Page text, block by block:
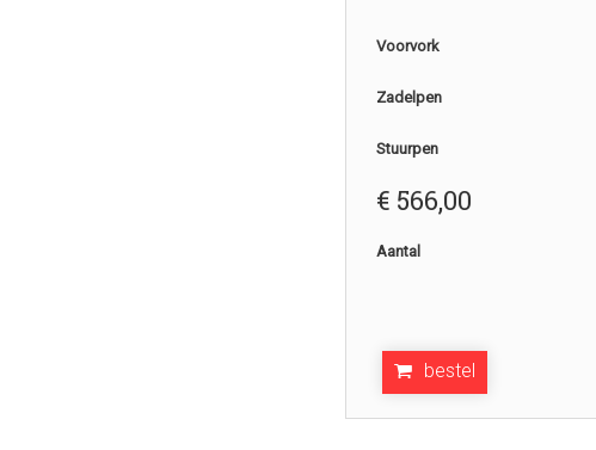
Voorvork
Zadelpen
Stuurpen
€ 566,00
Aantal
bestel